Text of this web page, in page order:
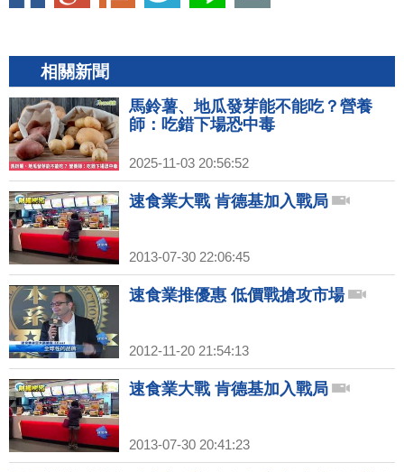
相關新聞
馬鈴薯、地瓜發芽能不能吃？營養
師：吃錯下場恐中毒
2025-11-03 20:56:52
速食業大戰 肯德基加入戰局
2013-07-30 22:06:45
速食業推優惠 低價戰搶攻市場
2012-11-20 21:54:13
速食業大戰 肯德基加入戰局
2013-07-30 20:41:23